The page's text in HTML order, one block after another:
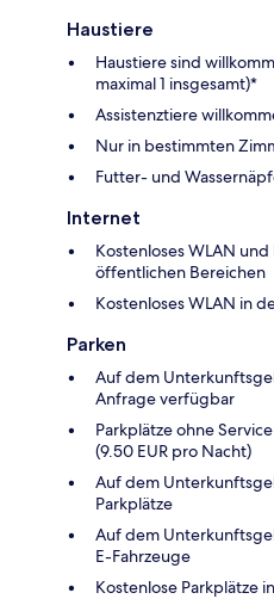
Haustiere
Haustiere sind
maximal 1 insgesamt)*
Assistenztiere
Nur in bestimmten
Futter- und
Internet
Kostenloses WLAN
öffentlichen Bereichen
Kostenloses WLAN in
Parken
Auf dem
Anfrage verfügbar
Parkplätze ohne
(9.50 EUR pro Nacht)
Auf dem
Parkplätze
Auf dem
E-Fahrzeuge
Kostenlose Parkplätze